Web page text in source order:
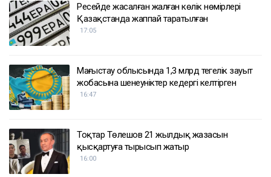
Ресейде жасалған жалған көлік нөмірлері
Қазақстанда жаппай таратылған
17:05
Маңғыстау облысында 1,3 млрд теңгелік зауыт
жобасына шенеуніктер кедергі келтірген
16:47
Тоқтар Төлешов 21 жылдық жазасын
қысқартуға тырысып жатыр
16:00